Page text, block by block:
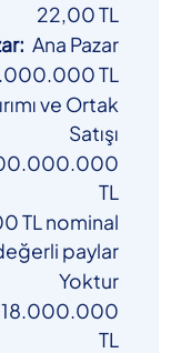
22,00 TL
: Ana Pazar
TL
ve Ortak
Satışı
TL
TL nominal
paylar
Yoktur
TL